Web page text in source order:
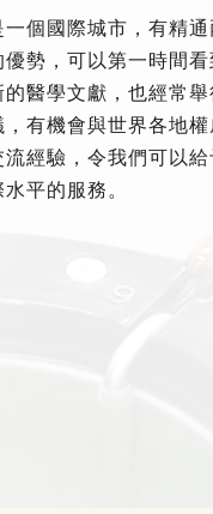
一個國際城市，有精通
優勢，可以第一時間看
的醫學文獻，也經常舉
，有機會與世界各地權
流經驗，令我們可以給
水平的服務。